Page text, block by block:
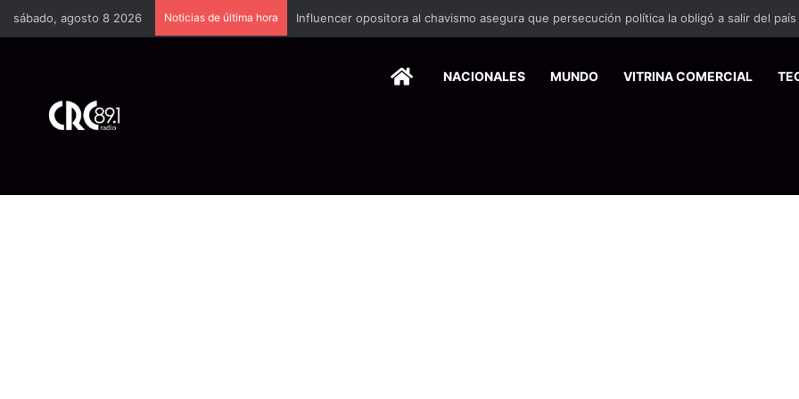
sábado, agosto 8 2026 Noticias de última hora
HOMENACIONALES MUNDO VITRINA COMERCIAL